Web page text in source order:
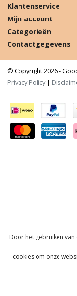
Klantenservice
Mijn account
Categorieën
Contactgegevens
© Copyright 2026 -
Privacy Policy|
Door het gebruiken
cookies om onze